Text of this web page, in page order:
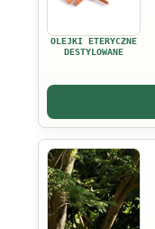
OLEJKI ETERYCZNE
DESTYLOWANE
wiele
wariantów.
Opcje
na
stronie
produktu
Ten
produkt
ma
wiele